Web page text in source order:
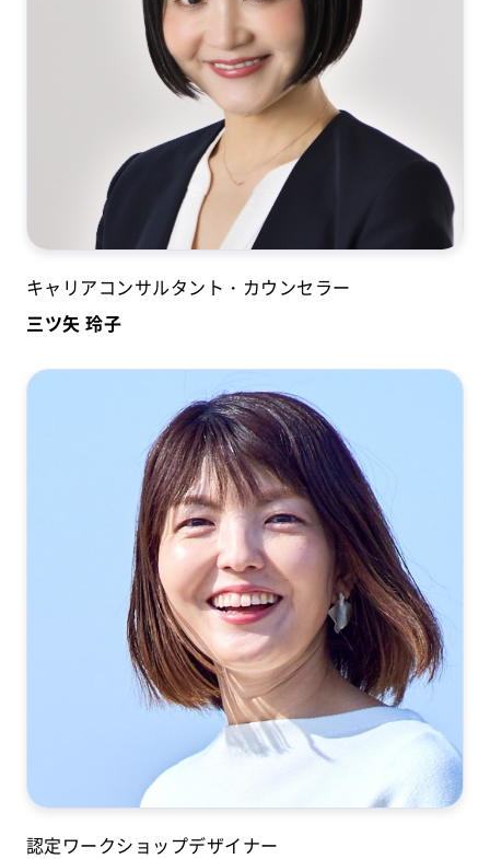
キャリアコンサルタント・カウンセラー
三ツ矢 玲子
認定ワークショップデザイナー